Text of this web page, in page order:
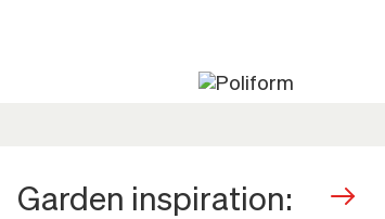
Garden inspiration: